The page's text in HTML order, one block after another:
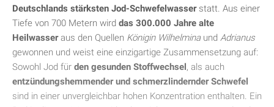
Deutschlands stärksten Jod-Schwefelwasserstatt. Aus einer
Tiefe von 700 Metern wird das 300.000 Jahre alte
Heilwasseraus den Quellen Königin Wilhelminaund Adrianus
gewonnen und weist eine einzigartige Zusammensetzung auf:
Sowohl Jod für den gesunden Stoffwechsel, als auch
entzündungshemmender und schmerzlindernder Schwefel
sind in einer unvergleichbar hohen Konzentration enthalten. Ein